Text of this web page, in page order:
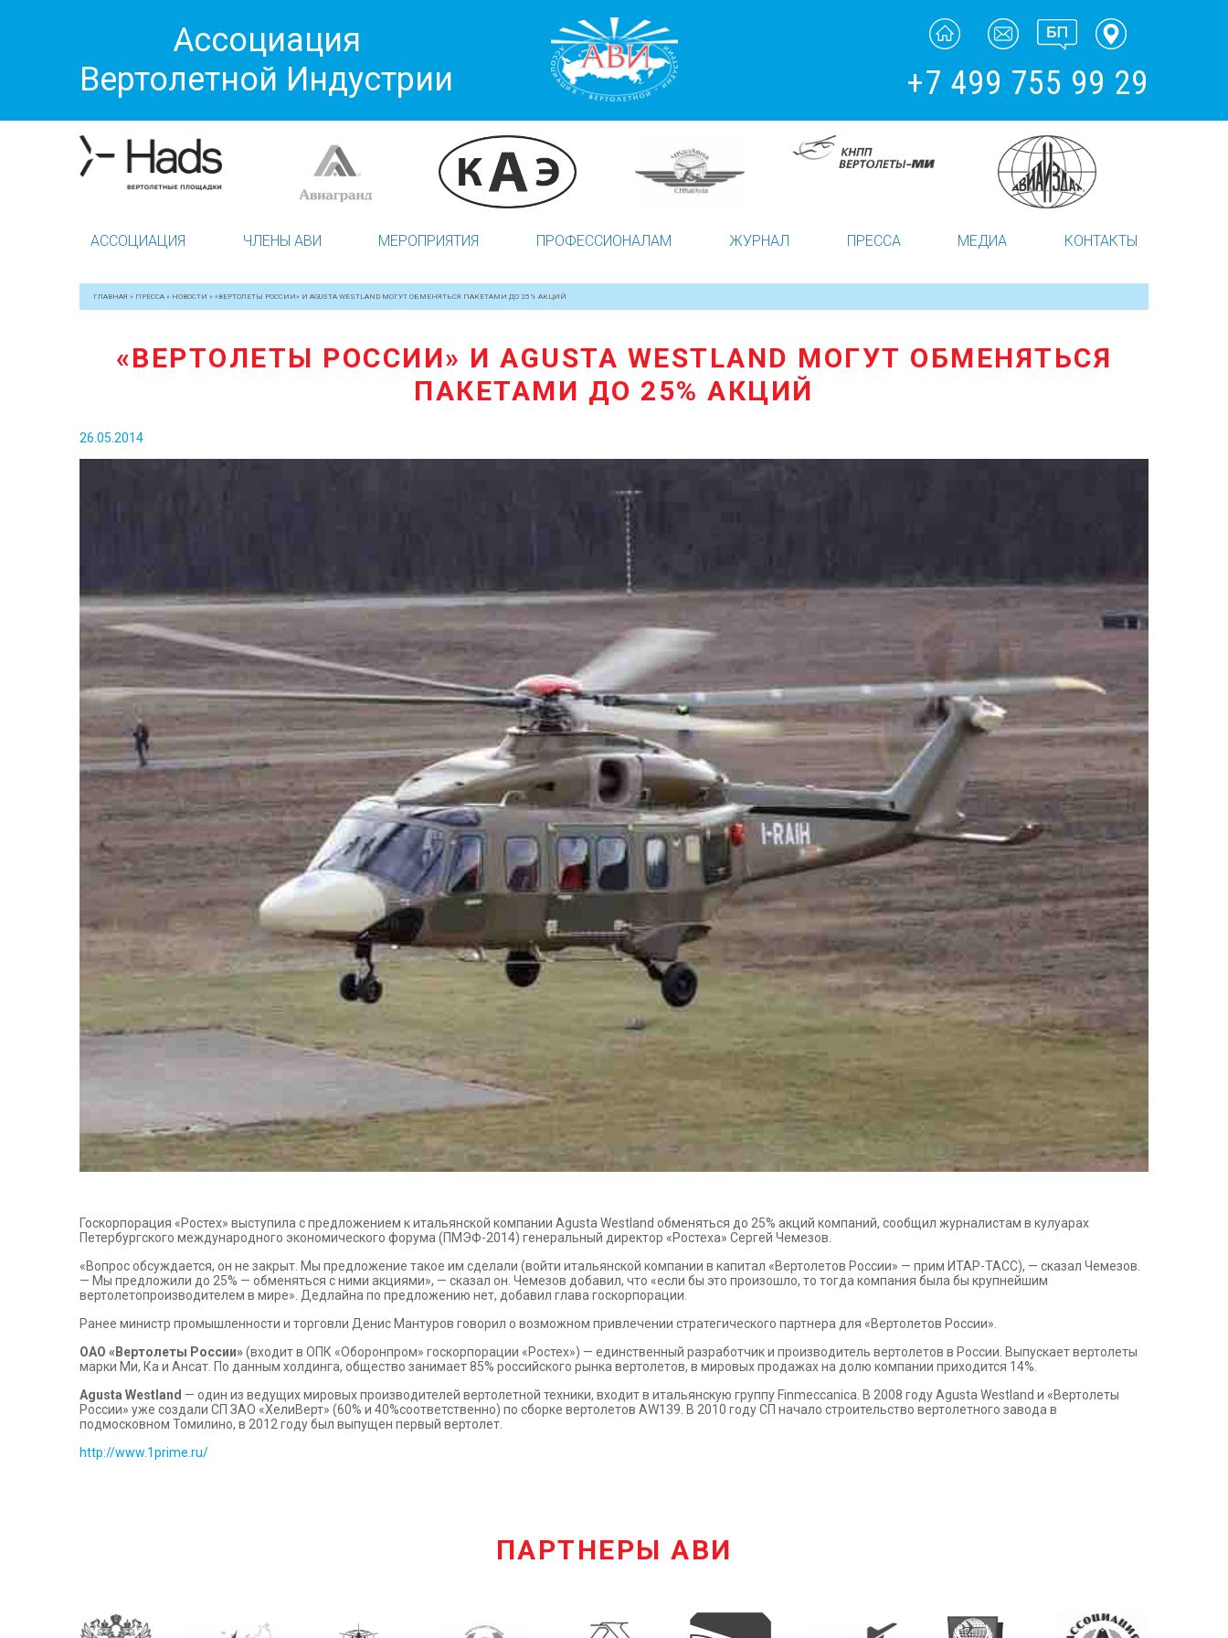
Ассоциация
Вертолетной Индустрии
+7 499 755 99 29
АССОЦИАЦИЯ ЧЛЕНЫ АВИ МЕРОПРИЯТИЯ ПРОФЕССИОНАЛАМ ЖУРНАЛ ПРЕССА МЕДИА КОНТАКТЫ
ГЛАВНАЯ » ПРЕССА » НОВОСТИ » «ВЕРТОЛЕТЫ РОССИИ» И AGUSTA WESTLAND МОГУТ ОБМЕНЯТЬСЯ ПАКЕТАМИ ДО 25% АКЦИЙ
«ВЕРТОЛЕТЫ РОССИИ» И AGUSTA WESTLAND МОГУТ ОБМЕНЯТЬСЯ
ПАКЕТАМИ ДО 25% АКЦИЙ
26.05.2014
Госкорпорация «Ростех» выступила с предложением к итальянской компании Agusta Westland обменяться до 25% акций компаний, сообщил журналистам в кулуарах
Петербургского международного экономического форума (ПМЭФ-2014) генеральный директор «Ростеха» Сергей Чемезов.
«Вопрос обсуждается, он не закрыт. Мы предложение такое им сделали (войти итальянской компании в капитал «Вертолетов России» — прим ИТАР-ТАСС), — сказал Чемезов.
— Мы предложили до 25% — обменяться с ними акциями», — сказал он. Чемезов добавил, что «если бы это произошло, то тогда компания была бы крупнейшим
вертолетопроизводителем в мире». Дедлайна по предложению нет, добавил глава госкорпорации.
Ранее министр промышленности и торговли Денис Мантуров говорил о возможном привлечении стратегического партнера для «Вертолетов России».
ОАО «Вертолеты России»(входит в ОПК «Оборонпром» госкорпорации «Ростех») — единственный разработчик и производитель вертолетов в России. Выпускает вертолеты
марки Ми, Ка и Ансат. По данным холдинга, общество занимает 85% российского рынка вертолетов, в мировых продажах на долю компании приходится 14%.
Agusta Westland — один из ведущих мировых производителей вертолетной техники, входит в итальянскую группу Finmeccanica. В 2008 году Agusta Westland и «Вертолеты
России» уже создали СП ЗАО «ХелиВерт» (60% и 40%соответственно) по сборке вертолетов AW139. В 2010 году СП начало строительство вертолетного завода в
подмосковном Томилино, в 2012 году был выпущен первый вертолет.
http://www.1prime.ru/
ПАРТНЕРЫ АВИ